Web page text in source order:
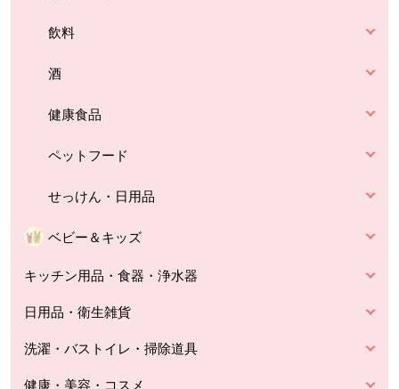
飲料
酒
健康食品
ペットフード
せっけん・日用品
ベビー＆キッズ
キッチン用品・食器・浄水器
日用品・衛生雑貨
洗濯・バストイレ・掃除道具
健康・美容・コスメ